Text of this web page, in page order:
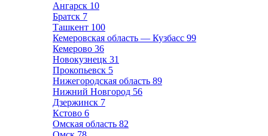
Ангарск 10
Братск 7
Ташкент 100
Кемеровская область — Кузбасс 99
Кемерово 36
Новокузнецк 31
Прокопьевск 5
Нижегородская область 89
Нижний Новгород 56
Дзержинск 7
Кстово 6
Омская область 82